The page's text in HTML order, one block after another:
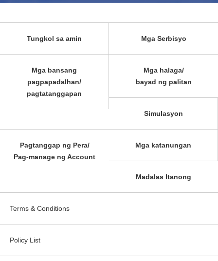
Tungkol sa amin Mga Serbisyo
Mga bansang
pagpapadalhan/
pagtatanggapan
Mga halaga/
bayad ng palitan
Simulasyon
Pagtanggap ng Pera/
Pag-manage ng Account
Mga katanungan
Madalas Itanong
Terms & Conditions
Policy List